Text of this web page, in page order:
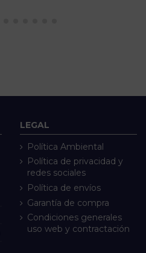
LEGAL
Política Ambiental
Política de privacidad y
redes sociales
Política de envíos
Garantía de compra
Condiciones generales
uso web y contractación